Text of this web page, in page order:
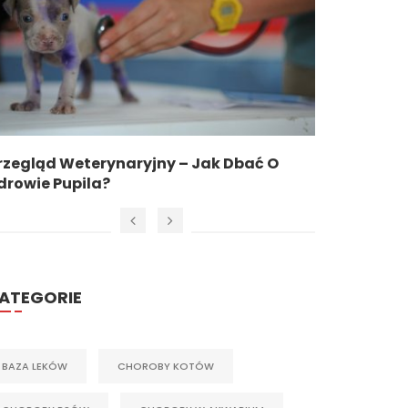
– Jak Dbać O
Czy Ukąszenie
BAZA LEKÓW CHOROBY KOTÓW